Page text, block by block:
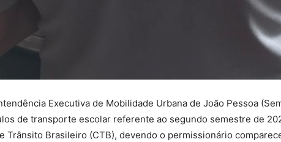
Executiva de Mobilidade Urbana de João Pessoa
de transporte escolar referente ao segundo semestre de
Trânsito Brasileiro (CTB), devendo o permissionário